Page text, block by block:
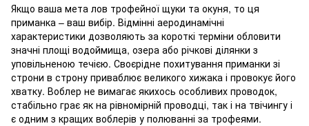
Якщо ваша мета лов трофейної щуки та окуня, то ця
приманка – ваш вибір. Відмінні аеродинамічні
характеристики дозволяють за короткі терміни обловити
значні площі водоймища, озера або річкові ділянки з
уповільненою течією. Своєрідне похитування приманки зі
строни в строну приваблює великого хижака і провокує його
хватку. Воблер не вимагає якихось особливих проводок,
стабільно грає як на рівномірній проводці, так і на твічингу і
є одним з кращих воблерів у полюванні за трофеями.